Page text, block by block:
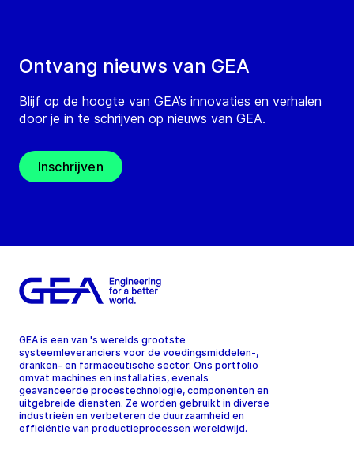
Ontvang nieuws van GEA
Blijf op de hoogte van GEA’s innovaties en verhalen
door je in te schrijven op nieuws van GEA.
Inschrijven
GEA is een van 's werelds grootste
systeemleveranciers voor de voedingsmiddelen-,
dranken- en farmaceutische sector. Ons portfolio
omvat machines en installaties, evenals
geavanceerde procestechnologie, componenten en
uitgebreide diensten. Ze worden gebruikt in diverse
industrieën en verbeteren de duurzaamheid en
efficiëntie van productieprocessen wereldwijd.